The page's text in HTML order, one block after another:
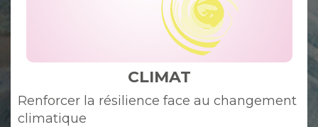
CLIMAT
Renforcer la résilience face au changement
climatique